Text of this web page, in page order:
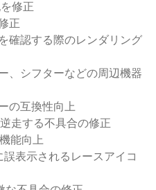
修正
正
確認する際のレンダリング
、シフターなどの周辺機器
の互換性向上
走する不具合の修正
能向上
表示されるレースアイコ